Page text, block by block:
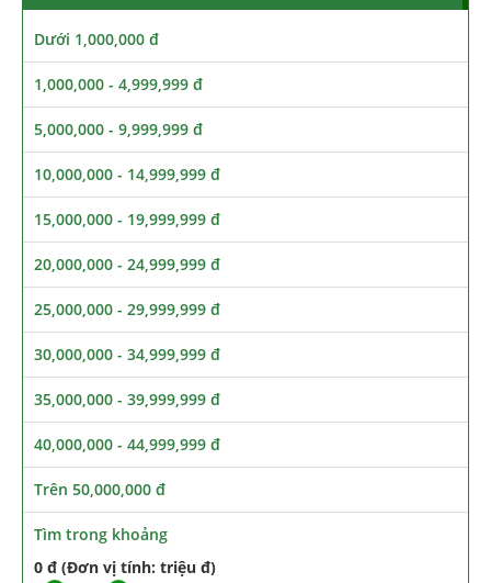
Dưới 1,000,000 đ
1,000,000 - 4,999,999 đ
5,000,000 - 9,999,999 đ
10,000,000 - 14,999,999 đ
15,000,000 - 19,999,999 đ
20,000,000 - 24,999,999 đ
25,000,000 - 29,999,999 đ
30,000,000 - 34,999,999 đ
35,000,000 - 39,999,999 đ
40,000,000 - 44,999,999 đ
Trên 50,000,000 đ
Tìm trong khoảng
0 đ (Đơn vị tính: triệu đ)